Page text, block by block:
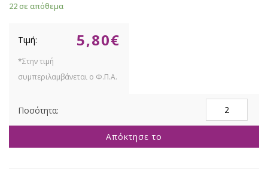
22 σε απόθεμα
5,80€
ΛΕΥΚΑ
ΚΟΥΤΙΑ
Απόκτησε το